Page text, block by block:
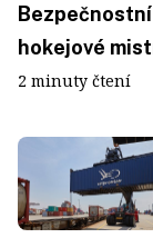
hokejové
2 minuty čtení